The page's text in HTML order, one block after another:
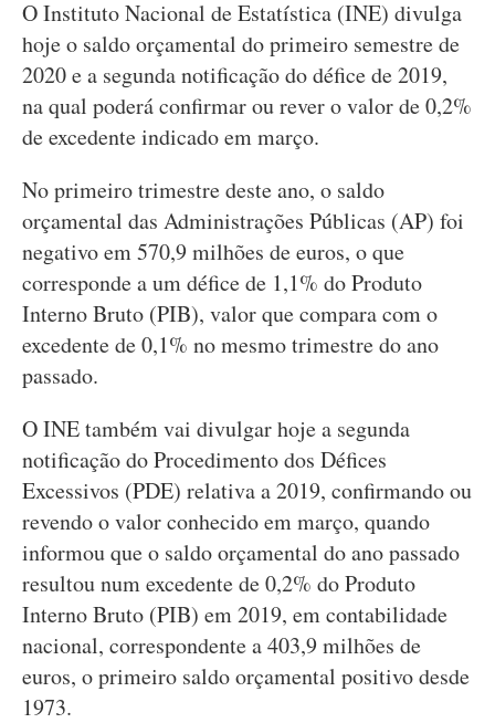
O Instituto Nacional de Estatística (INE) divulga
hoje o saldo orçamental do primeiro semestre de
2020 e a segunda notificação do défice de 2019,
na qual poderá confirmar ou rever o valor de 0,2%
de excedente indicado em março.
No primeiro trimestre deste ano, o saldo
orçamental das Administrações Públicas (AP) foi
negativo em 570,9 milhões de euros, o que
corresponde a um défice de 1,1% do Produto
Interno Bruto (PIB), valor que compara com o
excedente de 0,1% no mesmo trimestre do ano
passado.
O INE também vai divulgar hoje a segunda
notificação do Procedimento dos Défices
Excessivos (PDE) relativa a 2019, confirmando ou
revendo o valor conhecido em março, quando
informou que o saldo orçamental do ano passado
resultou num excedente de 0,2% do Produto
Interno Bruto (PIB) em 2019, em contabilidade
nacional, correspondente a 403,9 milhões de
euros, o primeiro saldo orçamental positivo desde
1973.